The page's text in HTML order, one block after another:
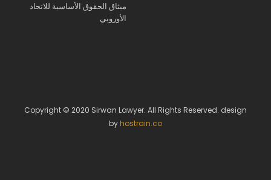
ميثاق الحقوق الأساسية للاتحاد
الأوروبي
Copyright © 2020 Sirwan Lawyer. All Rights Reserved. design
by hostrain.co